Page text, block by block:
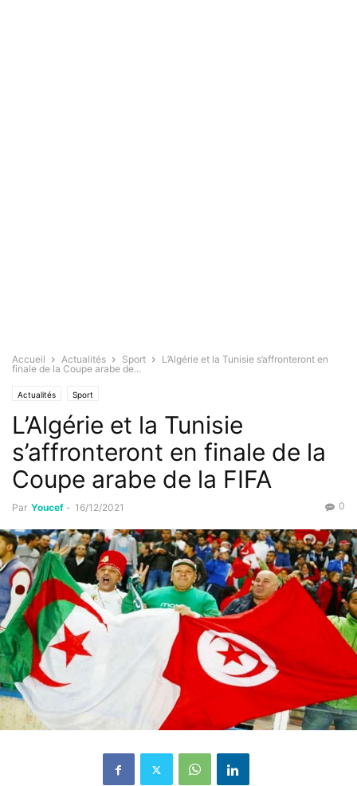
Accueil Actualités Sport
L’Algérie et la Tunisie s’affronteront en
finale de la Coupe arabe de...
Actualités Sport
L’Algérie et la Tunisie
s’affronteront en finale de la
Coupe arabe de la FIFA
Par Youcef - 16/12/2021 0